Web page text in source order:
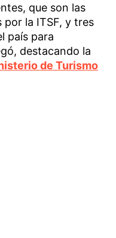
que son las
por la ITSF, y tres
país para
destacando la
de Turismo